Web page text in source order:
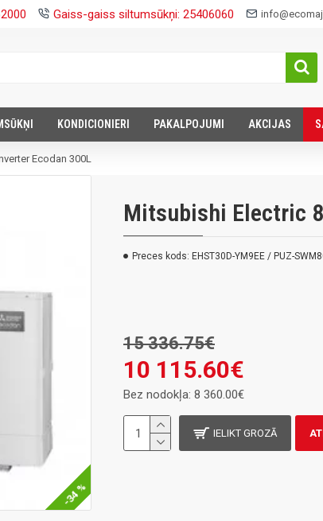
Gaiss-gaiss siltumsūkņi: 25406060
KONDICIONIERI PAKALPOJUMI AKCIJAS
Ecodan 300L
-34 %
Mitsubishi Electric
Preces kods: EHST30D-YM9EE / PUZ-
10 115.60€
15 336.75€
Bez nodokļa: 8 360.00€
IELIKT GROZĀ